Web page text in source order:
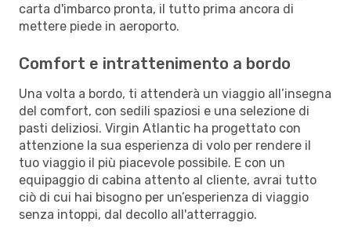
carta d'imbarco pronta, il tutto prima ancora di
mettere piede in aeroporto.
Comfort e intrattenimento a bordo
Una volta a bordo, ti attenderà un viaggio all’insegna
del comfort, con sedili spaziosi e una selezione di
pasti deliziosi. Virgin Atlantic ha progettato con
attenzione la sua esperienza di volo per rendere il
tuo viaggio il più piacevole possibile. E con un
equipaggio di cabina attento al cliente, avrai tutto
ciò di cui hai bisogno per un’esperienza di viaggio
senza intoppi, dal decollo all'atterraggio.